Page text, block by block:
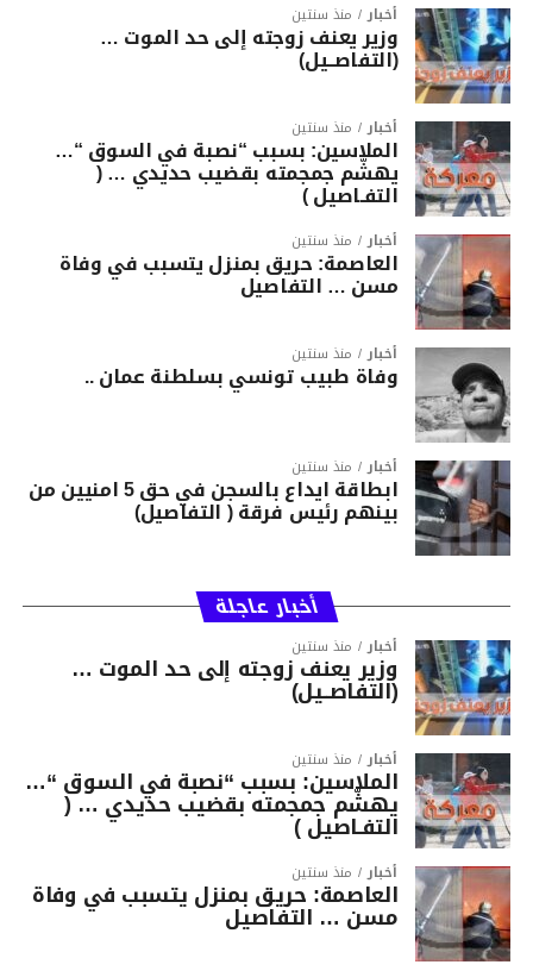
أخبار منذ سنتين
وزير يعنف زوجته إلى حد الموت …
(التفاصــيل)
أخبار منذ سنتين
الملاسين: بسبب “نصبة في السوق “…
يهشّم جمجمته بقضيب حديدي … (
التفـاصيل )
أخبار منذ سنتين
العاصمة: حريق بمنزل يتسبب في وفاة
مسن … التفاصيل
أخبار منذ سنتين
وفاة طبيب تونسي بسلطنة عمان ..
أخبار منذ سنتين
ابطاقة ايداع بالسجن في حق 5 امنيين من
بينهم رئيس فرقة ( التفاصيل)
أخبار عاجلة
أخبار منذ سنتين
وزير يعنف زوجته إلى حد الموت …
(التفاصــيل)
أخبار منذ سنتين
الملاسين: بسبب “نصبة في السوق “…
يهشّم جمجمته بقضيب حديدي … (
التفـاصيل )
أخبار منذ سنتين
العاصمة: حريق بمنزل يتسبب في وفاة
مسن … التفاصيل